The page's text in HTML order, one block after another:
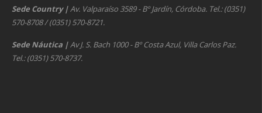
Sede Country |Av. Valparaíso 3589 - Bº Jardín, Córdoba. Tel.: (0351)
570-8708 / (0351) 570-8721.
Sede Náutica |Av J. S. Bach 1000 - Bº Costa Azul, Villa Carlos Paz.
Tel.: (0351) 570-8737.